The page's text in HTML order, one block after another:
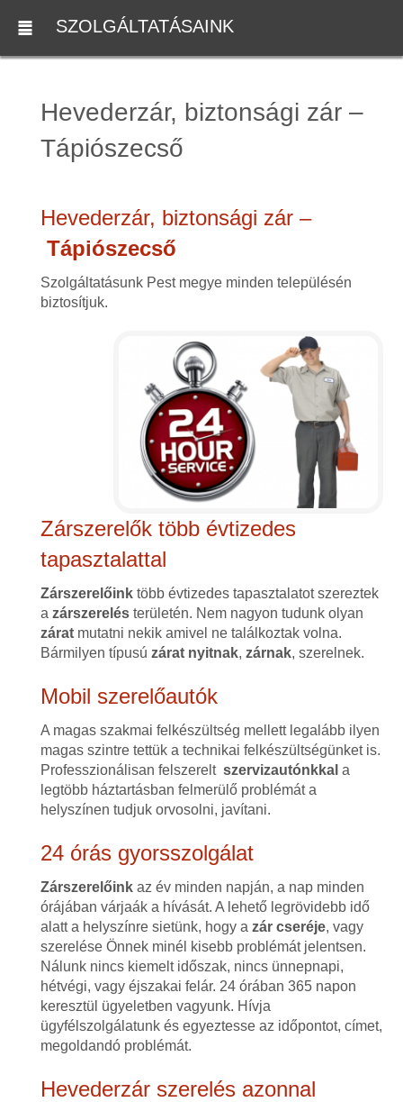
SZOLGÁLTATÁSAINK
Hevederzár, biztonsági zár –
Tápiószecső
Hevederzár, biztonsági zár –
Tápiószecső
Szolgáltatásunk Pest megye minden településén
biztosítjuk.
Zárszerelők több évtizedes
tapasztalattal
Zárszerelőinktöbb évtizedes tapasztalatot szereztek
a zárszerelésterületén. Nem nagyon tudunk olyan
záratmutatni nekik amivel ne találkoztak volna.
Bármilyen típusú zárat nyitnak, zárnak, szerelnek.
Mobil szerelőautók
A magas szakmai felkészültség mellett legalább ilyen
magas szintre tettük a technikai felkészültségünket is.
Professzionálisan felszerelt szervizautónkkal a
legtöbb háztartásban felmerülő problémát a
helyszínen tudjuk orvosolni, javítani.
24 órás gyorsszolgálat
Zárszerelőinkaz év minden napján, a nap minden
órájában várjaák a hívását. A lehető legrövidebb idő
alatt a helyszínre sietünk, hogy a zár cseréje, vagy
szerelése Önnek minél kisebb problémát jelentsen.
Nálunk nincs kiemelt időszak, nincs ünnepnapi,
hétvégi, vagy éjszakai felár. 24 órában 365 napon
keresztül ügyeletben vagyunk. Hívja
ügyfélszolgálatunk és egyeztesse az időpontot, címet,
megoldandó problémát.
Hevederzár szerelés azonnal